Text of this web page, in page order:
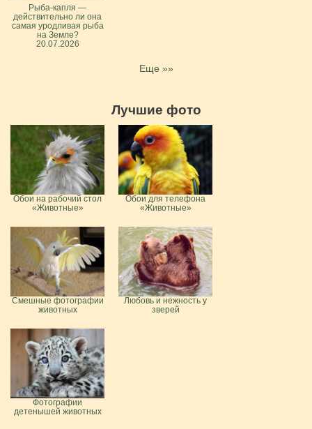
Рыба-капля —
действительно ли она
самая уродливая рыба
на Земле?
20.07.2026
Еще »»
Лучшие фото
Обои на рабочий стол
«Животные»
Обои для телефона
«Животные»
Смешные фотографии
животных
Любовь и нежность у
зверей
Фотографии
детенышей животных